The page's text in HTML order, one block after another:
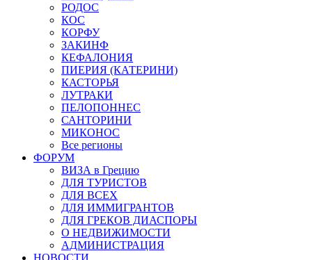
РОДОС
КОС
КОРФУ
ЗАКИНФ
КЕФАЛОНИЯ
ПИЕРИЯ (КАТЕРИНИ)
КАСТОРЬЯ
ЛУТРАКИ
ПЕЛОПОННЕС
САНТОРИНИ
МИКОНОС
Все регионы
ФОРУМ
ВИЗА в Грецию
ДЛЯ ТУРИСТОВ
ДЛЯ ВСЕХ
ДЛЯ ИММИГРАНТОВ
ДЛЯ ГРЕКОВ ДИАСПОРЫ
О НЕДВИЖИМОСТИ
АДМИНИСТРАЦИЯ
НОВОСТИ